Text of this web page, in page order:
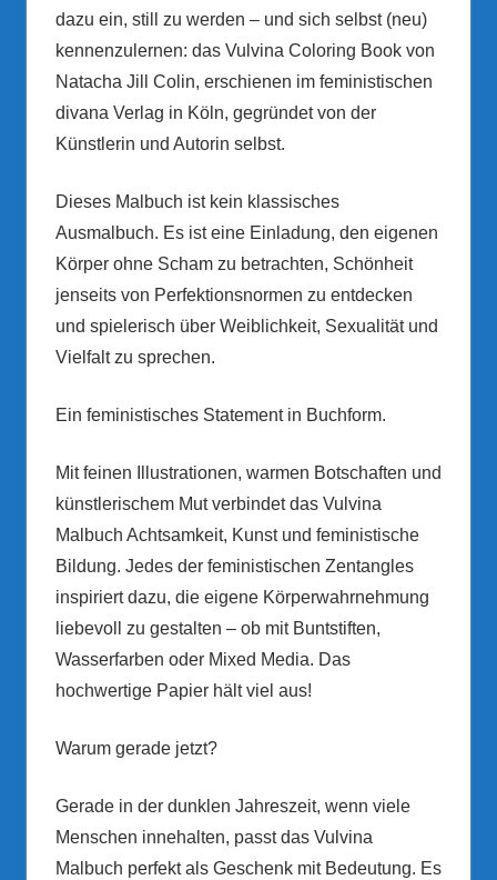
dazu ein, still zu werden – und sich selbst (neu)
kennenzulernen: das Vulvina Coloring Book von
Natacha Jill Colin, erschienen im feministischen
divana Verlag in Köln, gegründet von der
Künstlerin und Autorin selbst.
Dieses Malbuch ist kein klassisches
Ausmalbuch. Es ist eine Einladung, den eigenen
Körper ohne Scham zu betrachten, Schönheit
jenseits von Perfektionsnormen zu entdecken
und spielerisch über Weiblichkeit, Sexualität und
Vielfalt zu sprechen.
Ein feministisches Statement in Buchform.
Mit feinen Illustrationen, warmen Botschaften und
künstlerischem Mut verbindet das Vulvina
Malbuch Achtsamkeit, Kunst und feministische
Bildung. Jedes der feministischen Zentangles
inspiriert dazu, die eigene Körperwahrnehmung
liebevoll zu gestalten – ob mit Buntstiften,
Wasserfarben oder Mixed Media. Das
hochwertige Papier hält viel aus!
Warum gerade jetzt?
Gerade in der dunklen Jahreszeit, wenn viele
Menschen innehalten, passt das Vulvina
Malbuch perfekt als Geschenk mit Bedeutung. Es